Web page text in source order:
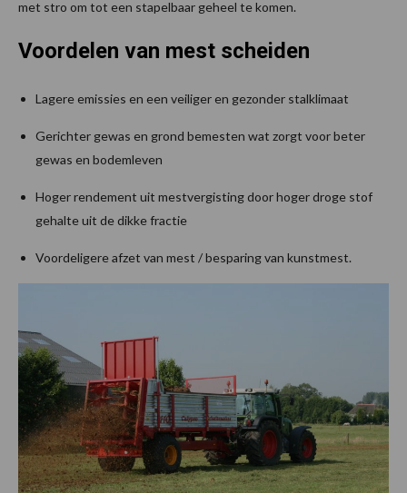
met stro om tot een stapelbaar geheel te komen.
Voordelen van mest scheiden
Lagere emissies en een veiliger en gezonder stalklimaat
Gerichter gewas en grond bemesten wat zorgt voor beter
gewas en bodemleven
Hoger rendement uit mestvergisting door hoger droge stof
gehalte uit de dikke fractie
Voordeligere afzet van mest / besparing van kunstmest.